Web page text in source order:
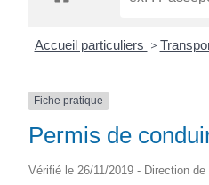
Accueil particuliers >
Fiche pratique
Permis de
Vérifié le 26/11/2019 - Direction